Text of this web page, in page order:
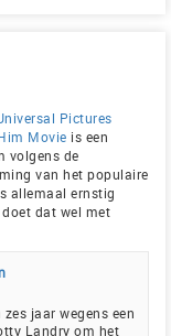
Pictures
Movie is een
volgens de
van het populaire
allemaal ernstig
dat wel met
jaar wegens een
Landry om het